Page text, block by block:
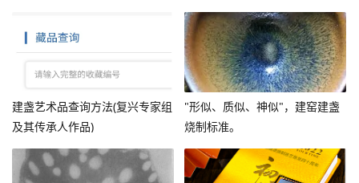
建盏艺术品查询方法(复兴专家组
及其传承人作品)
"形似、质似、神似"，建窑建盏
烧制标准。